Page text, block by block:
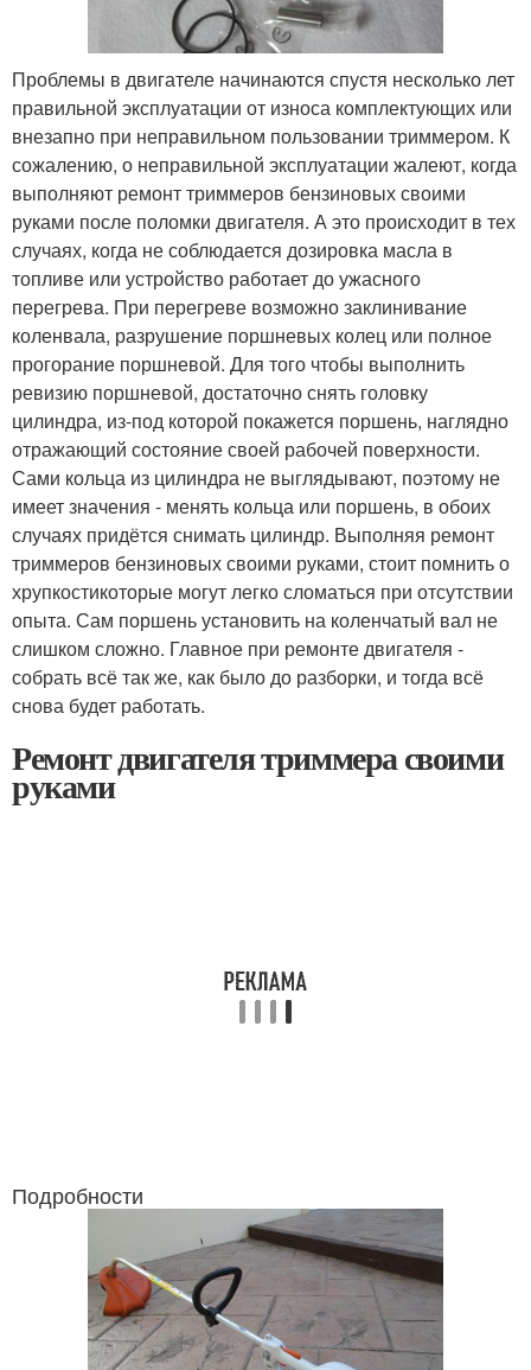
Проблемы в двигателе начинаются спустя несколько лет
правильной эксплуатации от износа комплектующих или
внезапно при неправильном пользовании триммером. К
сожалению, о неправильной эксплуатации жалеют, когда
выполняют ремонт триммеров бензиновых своими
руками после поломки двигателя. А это происходит в тех
случаях, когда не соблюдается дозировка масла в
топливе или устройство работает до ужасного
перегрева. При перегреве возможно заклинивание
коленвала, разрушение поршневых колец или полное
прогорание поршневой. Для того чтобы выполнить
ревизию поршневой, достаточно снять головку
цилиндра, из-под которой покажется поршень, наглядно
отражающий состояние своей рабочей поверхности.
Сами кольца из цилиндра не выглядывают, поэтому не
имеет значения - менять кольца или поршень, в обоих
случаях придётся снимать цилиндр. Выполняя ремонт
триммеров бензиновых своими руками, стоит помнить о
хрупкостикоторые могут легко сломаться при отсутствии
опыта. Сам поршень установить на коленчатый вал не
слишком сложно. Главное при ремонте двигателя -
собрать всё так же, как было до разборки, и тогда всё
снова будет работать.
Ремонт двигателя триммера своими
руками
Подробности